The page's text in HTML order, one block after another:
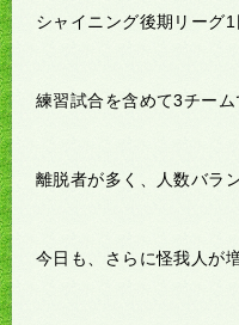
シャイニング後期リーグ1
練習試合を含めて3チーム
離脱者が多く、人数バラ
今日も、さらに怪我人が